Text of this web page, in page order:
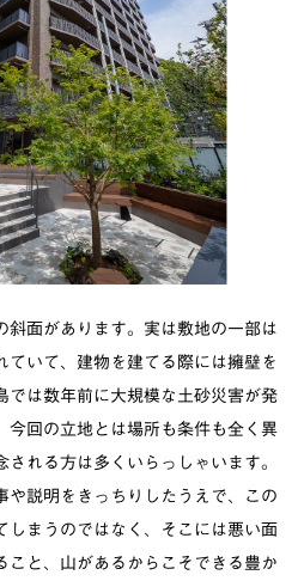
斜面があります。実は敷地の一部は
ていて、建物を建てる際には擁壁を
では数年前に大規模な土砂災害が発
今回の立地とは場所も条件も全く異
れる方は多くいらっしゃいます。
や説明をきっちりしたうえで、この
しまうのではなく、そこには悪い面
こと、山があるからこそできる豊か